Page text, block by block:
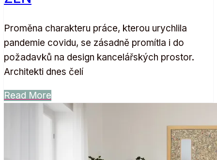
Proměna charakteru práce, kterou urychlila
pandemie covidu, se zásadně promítla i do
požadavků na design kancelářských prostor.
Architekti dnes čelí
Read More